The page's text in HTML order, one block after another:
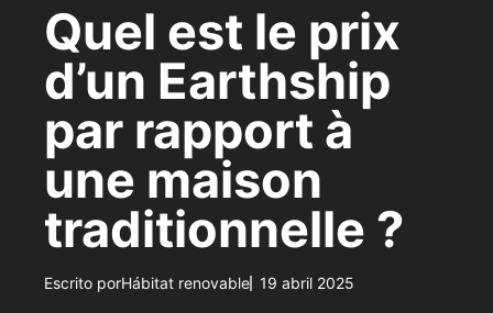
Quel est le prix
d’un Earthship
par rapport à
une maison
traditionnelle ?
Escrito porHábitat renovable 19 abril 2025